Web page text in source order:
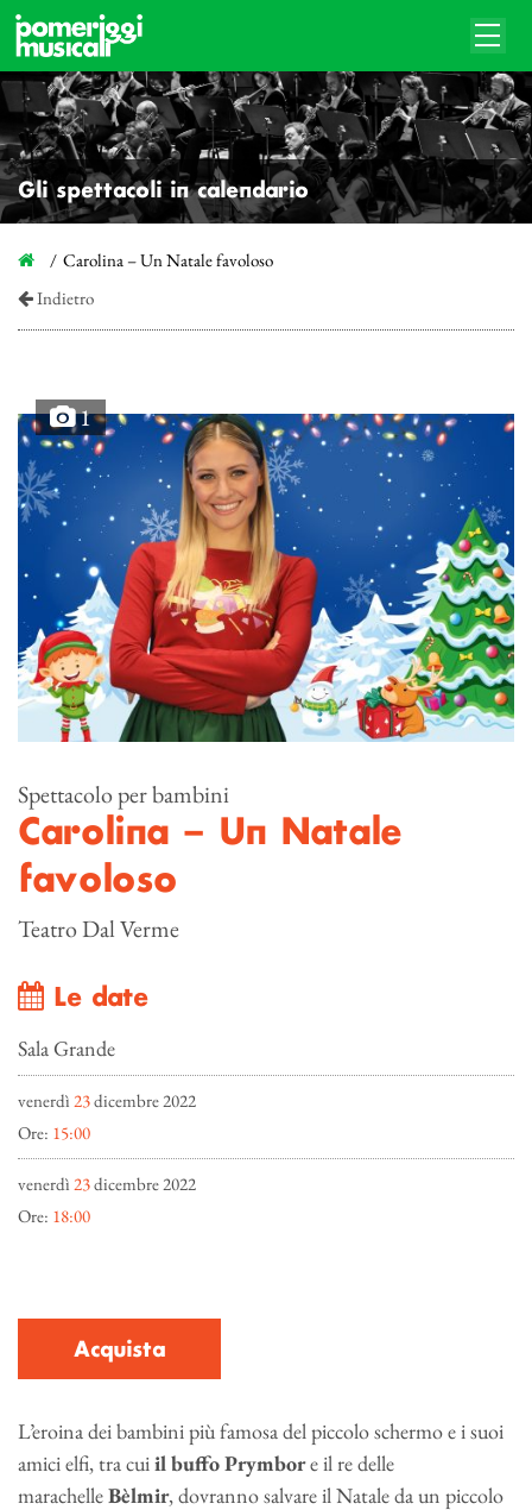
Gli spettacoli in calendario
Carolina – Un Natale favoloso
Indietro
1
Spettacolo per bambini
Carolina – Un Natale
favoloso
Teatro Dal Verme
Le date
Sala Grande
venerdì 23dicembre 2022
Ore: 15:00
venerdì 23dicembre 2022
Ore: 18:00
Acquista
L’eroina dei bambini più famosa del piccolo schermo e i suoi
amici elfi, tra cuiil buffo Prymbore il re delle
marachelleBèlmir, dovranno salvare il Natale da un piccolo